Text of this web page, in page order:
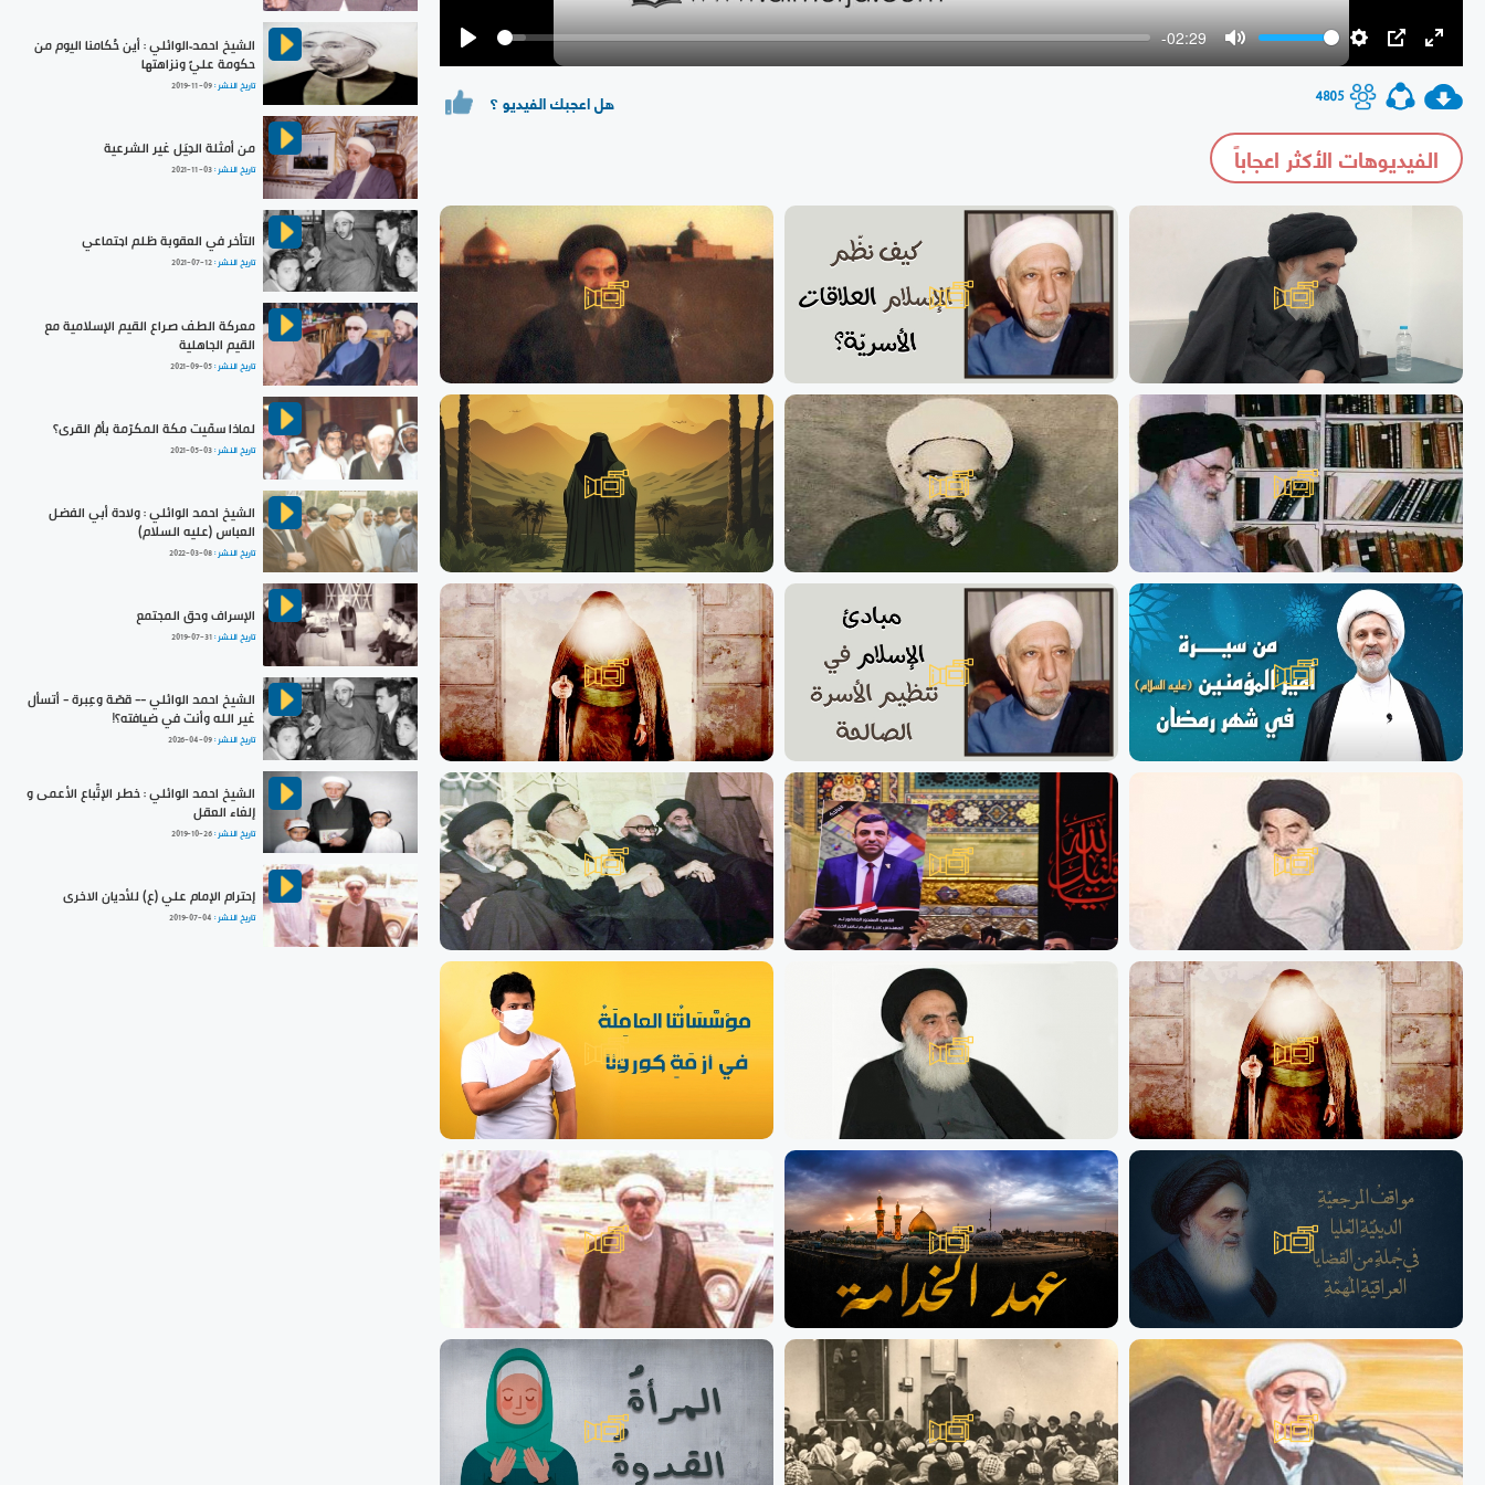
-02:29
Mute
4805 هل اعجبك الفيديو ؟
الفيديوهات الأكثر اعجاباً
الشيخ احمد الوائلي : أين حُكامنا اليوم من
حكومة عليٍّ ونزاهتها
تاريخ النشر :2019-11-09
من أمثلة الحِيَل غير الشرعية
تاريخ النشر :2021-11-03
التأخر في العقوبة ظلم اجتماعي
تاريخ النشر :2021-07-12
معركة الطف صراع القيم الإسلامية مع
القيم الجاهلية
تاريخ النشر :2021-09-05
لماذا سمّيت مكة المكرّمة بأمّ القرى؟
تاريخ النشر :2021-05-03
الشيخ احمد الوائلي : ولادة أبي الفضل
العباس (عليه السلام)
تاريخ النشر :2022-03-08
الإسراف وحق المجتمع
تاريخ النشر :2019-07-31
الشيخ احمد الوائلي -- قصّة وعِبرة - أتسأل
غير الله وأنت في ضيافته؟!
تاريخ النشر :2026-04-09
الشيخ احمد الوائلي : خطر الإتِّباع الأعمى و
إلغاء العقل
تاريخ النشر :2019-10-26
إحترام الإمام علي (ع) للأديان الاخرى
تاريخ النشر : 2019-07-04